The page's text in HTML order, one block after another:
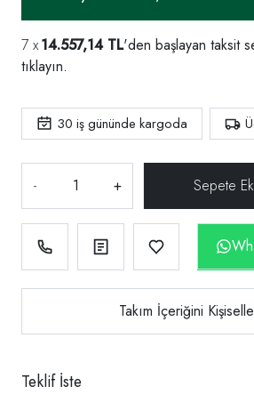
14.557,14 TL'den başlayan taksit
tıklayın.
30 iş gününde kargoda
- +
Takım İçeriğini
Teklif İste